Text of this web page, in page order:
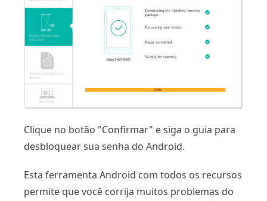
Clique no botão "Confirmar" e siga o guia para
desbloquear sua senha do Android.
Esta ferramenta Android com todos os recursos
permite que você corrija muitos problemas do